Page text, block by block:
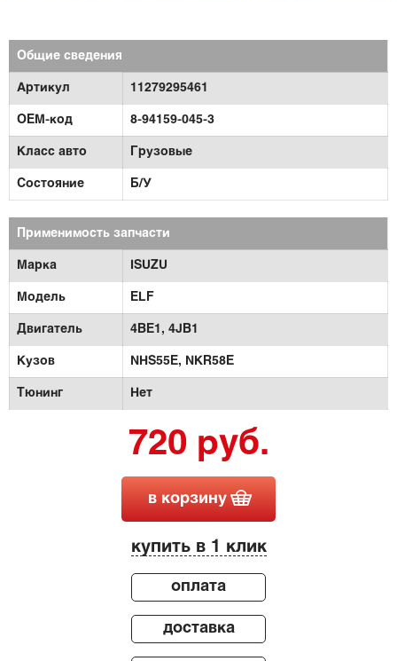
Общие сведения
Артикул 11279295461
OEM-код 8-94159-045-3
Класс авто Грузовые
Состояние Б/У
Применимость запчасти
Марка ISUZU
Модель ELF
Двигатель 4BE1, 4JB1
Кузов NHS55E, NKR58E
Тюнинг Нет
720 руб.
в корзину
купить в 1 клик
оплата
доставка